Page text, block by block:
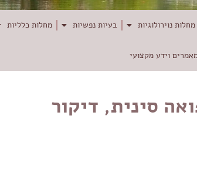
מחלות נוירולוגיות בעיות נפשיות מחלות כלליות
וידע מקצועי
סינית, דיקור